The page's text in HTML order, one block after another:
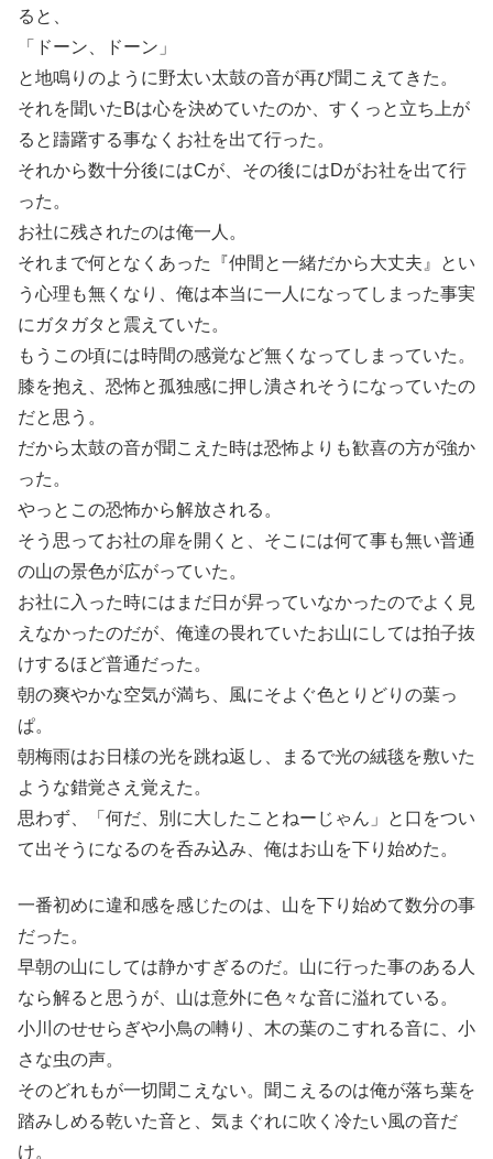
ると、
「ドーン、ドーン」
と地鳴りのように野太い太鼓の音が再び聞こえてきた。
それを聞いたBは心を決めていたのか、すくっと立ち上が
ると躊躇する事なくお社を出て行った。
それから数十分後にはCが、その後にはDがお社を出て行
った。
お社に残されたのは俺一人。
それまで何となくあった『仲間と一緒だから大丈夫』とい
う心理も無くなり、俺は本当に一人になってしまった事実
にガタガタと震えていた。
もうこの頃には時間の感覚など無くなってしまっていた。
膝を抱え、恐怖と孤独感に押し潰されそうになっていたの
だと思う。
だから太鼓の音が聞こえた時は恐怖よりも歓喜の方が強か
った。
やっとこの恐怖から解放される。
そう思ってお社の扉を開くと、そこには何て事も無い普通
の山の景色が広がっていた。
お社に入った時にはまだ日が昇っていなかったのでよく見
えなかったのだが、俺達の畏れていたお山にしては拍子抜
けするほど普通だった。
朝の爽やかな空気が満ち、風にそよぐ色とりどりの葉っ
ぱ。
朝梅雨はお日様の光を跳ね返し、まるで光の絨毯を敷いた
ような錯覚さえ覚えた。
思わず、「何だ、別に大したことねーじゃん」と口をつい
て出そうになるのを呑み込み、俺はお山を下り始めた。
一番初めに違和感を感じたのは、山を下り始めて数分の事
だった。
早朝の山にしては静かすぎるのだ。山に行った事のある人
なら解ると思うが、山は意外に色々な音に溢れている。
小川のせせらぎや小鳥の囀り、木の葉のこすれる音に、小
さな虫の声。
そのどれもが一切聞こえない。聞こえるのは俺が落ち葉を
踏みしめる乾いた音と、気まぐれに吹く冷たい風の音だ
け。